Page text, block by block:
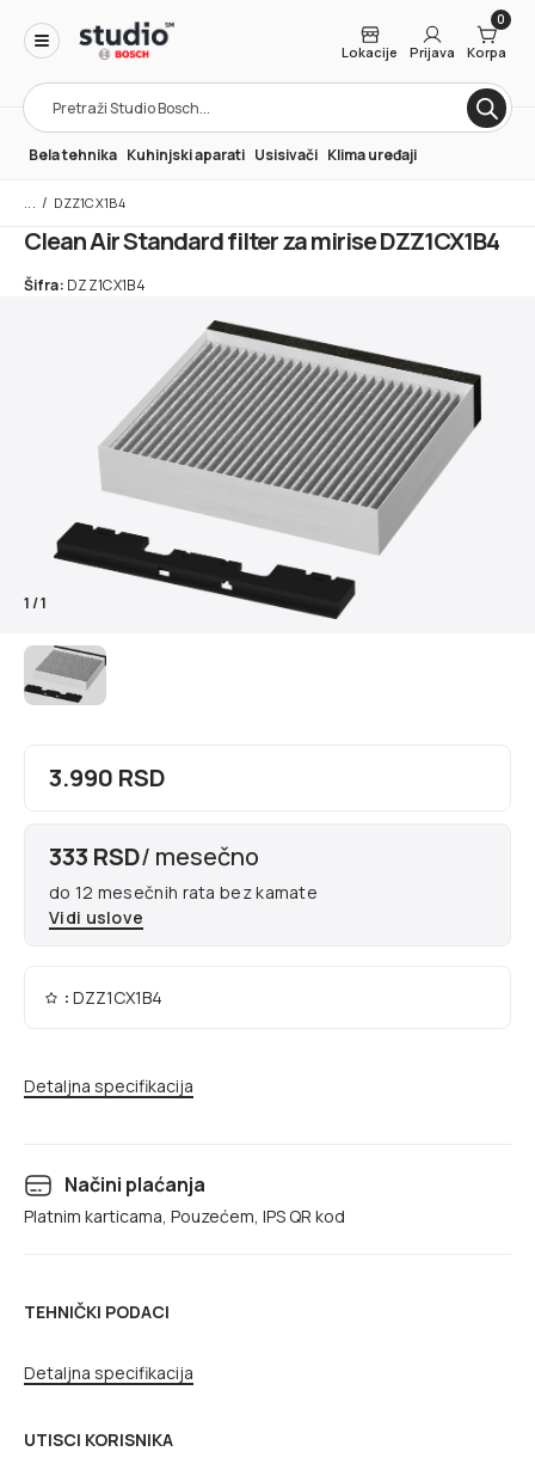
Products
search
Lokacije Prijava
0
Korpa
Bela tehnika Kuhinjski aparati Usisivači Klima uređaji
/ DZZ1CX1B4
Clean Air Standard filter za mirise DZZ1CX1B4
Šifra: DZZ1CX1B4
1/1
3.990 RSD
333 RSD/ mesečno
do 12 mesečnih rata bez kamate
Vidi uslove
: DZZ1CX1B4
Detaljna specifikacija
Načini plaćanja
Platnim karticama, Pouzećem, IPS QR kod
TEHNIČKI PODACI
Detaljna specifikacija
UTISCI KORISNIKA